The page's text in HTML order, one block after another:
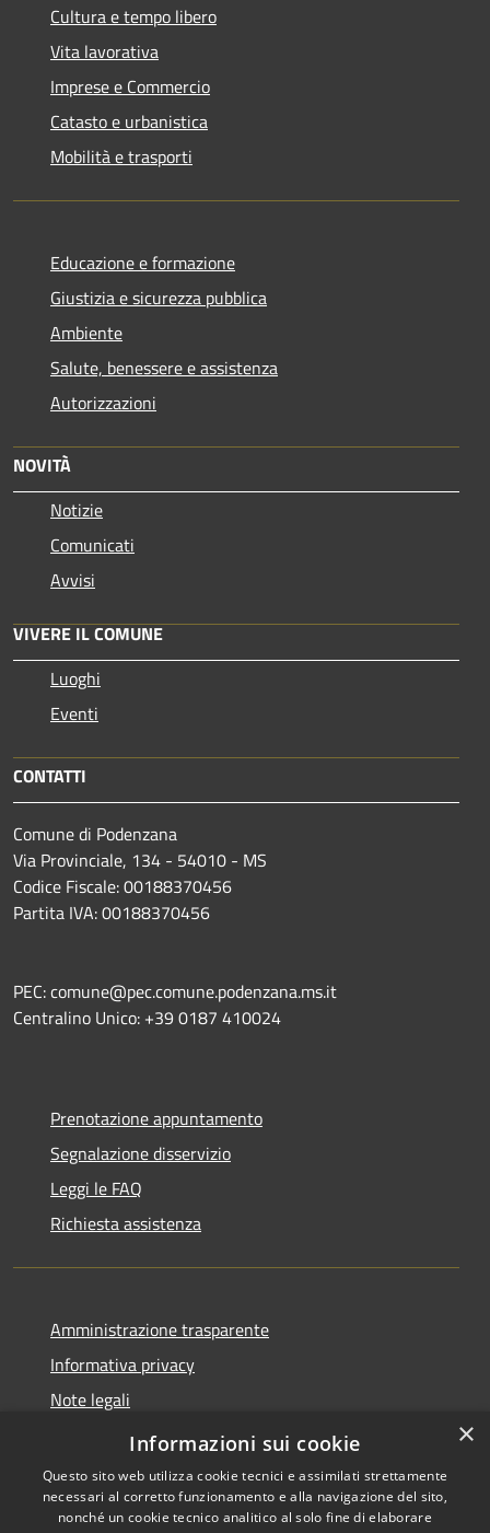
Cultura e tempo libero
Vita lavorativa
Imprese e Commercio
Catasto e urbanistica
Mobilità e trasporti
Educazione e formazione
Giustizia e sicurezza pubblica
Ambiente
Salute, benessere e assistenza
Autorizzazioni
NOVITÀ
Notizie
Comunicati
Avvisi
VIVERE IL COMUNE
Luoghi
Eventi
CONTATTI
Comune di Podenzana
Via Provinciale, 134 - 54010 - MS
Codice Fiscale: 00188370456
Partita IVA: 00188370456
PEC: comune@pec.comune.podenzana.ms.it
Centralino Unico: +39 0187 410024
Prenotazione appuntamento
Segnalazione disservizio
Leggi le FAQ
Richiesta assistenza
Amministrazione trasparente
Informativa privacy
Note legali
Dichiarazione di accessibilità
×
Informazioni sui cookie
Questo sito web utilizza cookie tecnici e assimilati strettamente
necessari al corretto funzionamento e alla navigazione del sito,
nonché un cookie tecnico analitico al solo fine di elaborare